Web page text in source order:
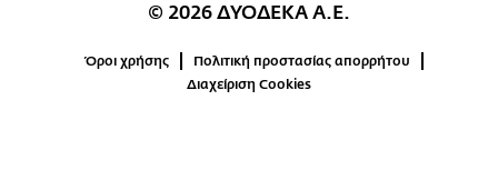
© 2026 ΔΥΟΔΕΚΑ Α.Ε.
Όροι χρήσης
Πολιτική προστασίας απορρήτου
Διαχείριση Cookies